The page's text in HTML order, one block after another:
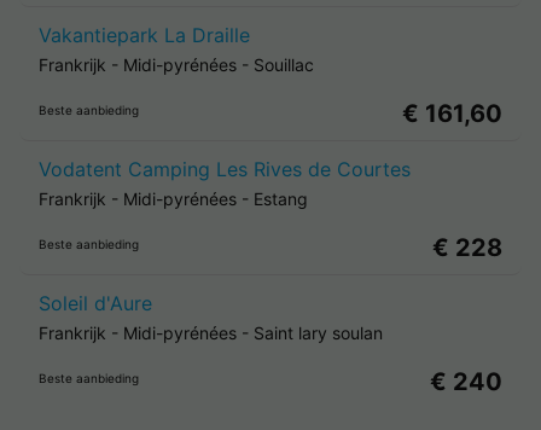
Vakantiepark La Draille
Frankrijk - Midi-pyrénées - Souillac
Beste aanbieding € 161,60
Vodatent Camping Les Rives de Courtes
Frankrijk - Midi-pyrénées - Estang
Beste aanbieding € 228
Soleil d'Aure
Frankrijk - Midi-pyrénées - Saint lary soulan
Beste aanbieding € 240